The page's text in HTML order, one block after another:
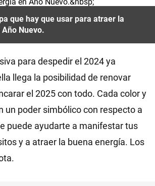
que hay que usar para atraer la
Nuevo.
para despedir el 2024 ya
llega la posibilidad de renovar
el 2025 con todo. Cada color y
un poder simbólico con respecto a
puede ayudarte a manifestar tus
y a atraer la buena energía. Los